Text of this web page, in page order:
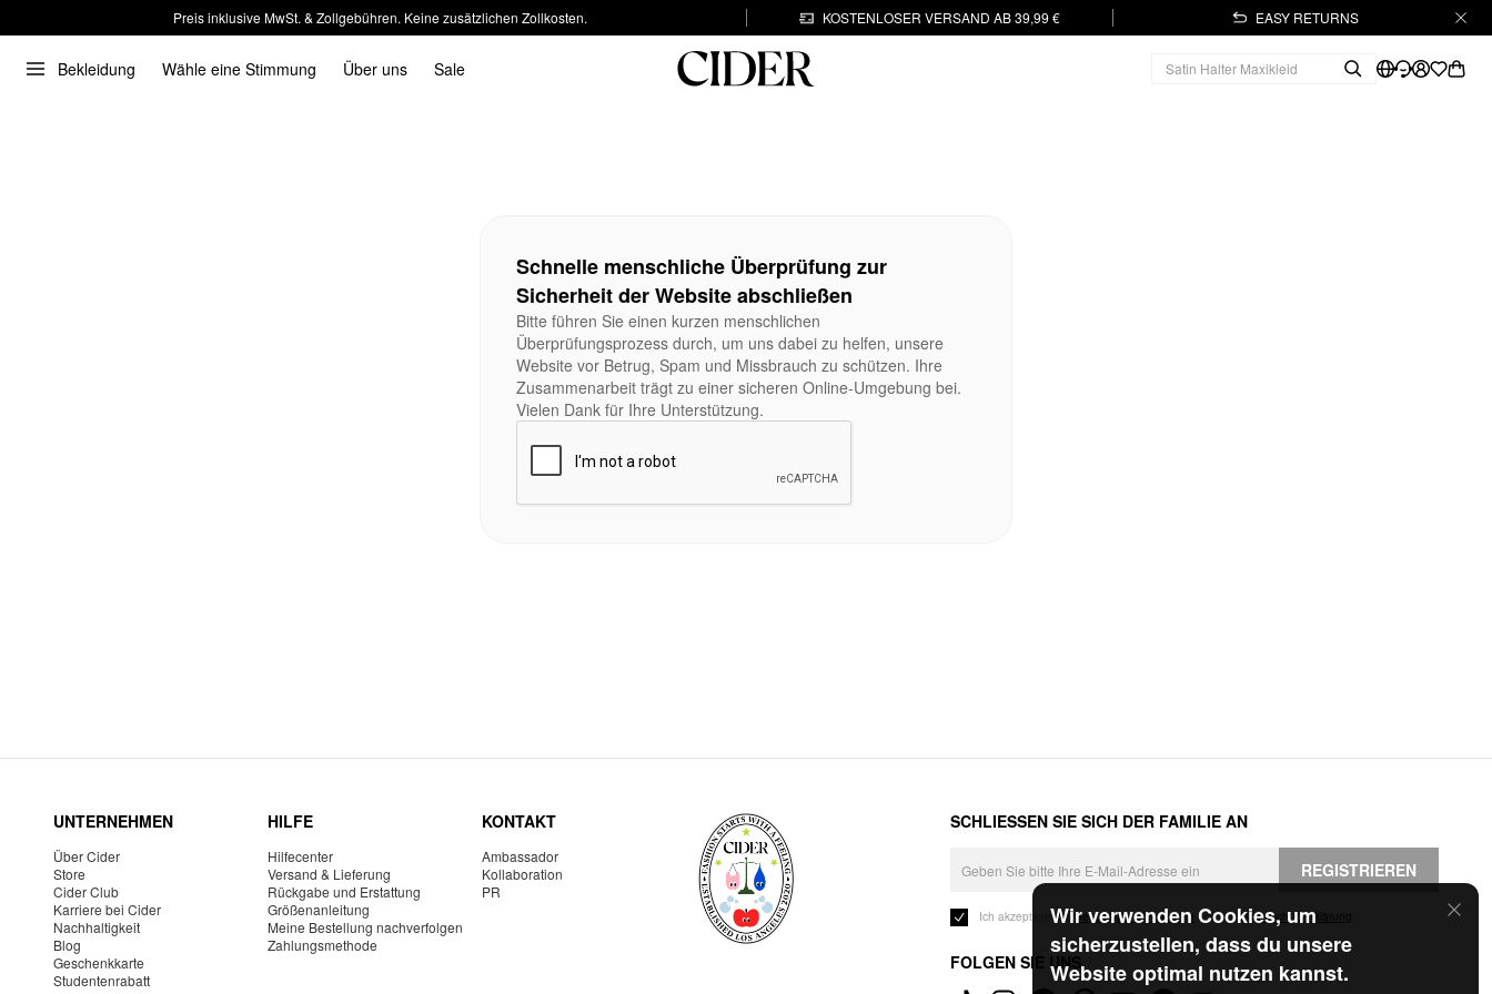
Preis inklusive MwSt. & Zollgebühren. Keine zusätzlichen Zollkosten. KOSTENLOSER VERSAND AB 39,99 € EASY RETURNS
Bekleidung Wähle eine Stimmung Über uns Sale
Wir verwenden Cookies, um
sicherzustellen, dass du unsere
Website optimal nutzen kannst.
Schnelle menschliche Überprüfung zur
Sicherheit der Website abschließen
Bitte führen Sie einen kurzen menschlichen
Überprüfungsprozess durch, um uns dabei zu helfen, unsere
Website vor Betrug, Spam und Missbrauch zu schützen. Ihre
Zusammenarbeit trägt zu einer sicheren Online-Umgebung bei.
Vielen Dank für Ihre Unterstützung.
UNTERNEHMEN
Über Cider
Store
Cider Club
Karriere bei Cider
Nachhaltigkeit
Blog
Geschenkkarte
Studentenrabatt
HILFE
Hilfecenter
Versand & Lieferung
Rückgabe und Erstattung
Größenanleitung
Meine Bestellung nachverfolgen
Zahlungsmethode
KONTAKT
Ambassador
Kollaboration
PR
SCHLIESSEN SIE SICH DER FAMILIE AN
REGISTRIEREN
Ich akzeptiere dieGeschäftsbedingungen und die Datenschutzerklärung
FOLGEN SIE UNS